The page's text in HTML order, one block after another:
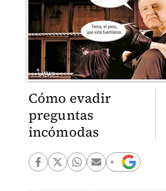
Cómo evadir
preguntas
incómodas